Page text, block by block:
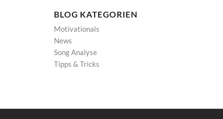
BLOG KATEGORIEN
Motivationals
News
Song Analyse
Tipps & Tricks